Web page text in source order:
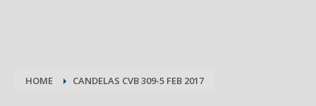
HOME CANDELAS CVB 309-5 FEB 2017